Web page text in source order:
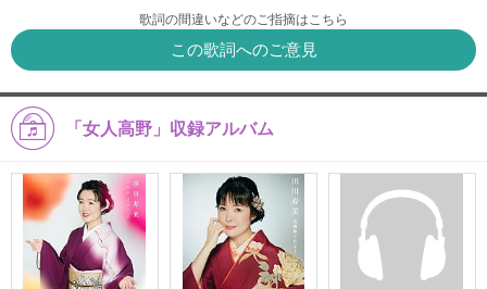
歌詞の間違いなどのご指摘はこちら
この歌詞へのご意見
「女人高野」収録アルバム